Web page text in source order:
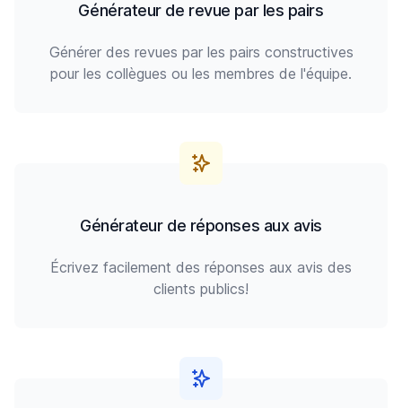
Générateur de revue par les pairs
Générer des revues par les pairs constructives
pour les collègues ou les membres de l'équipe.
Générateur de réponses aux avis
Écrivez facilement des réponses aux avis des
clients publics!